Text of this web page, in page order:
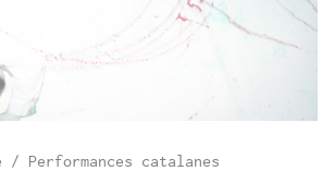
/ Performances catalanes